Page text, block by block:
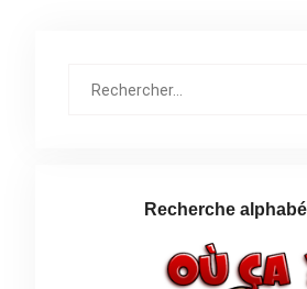
Recherche